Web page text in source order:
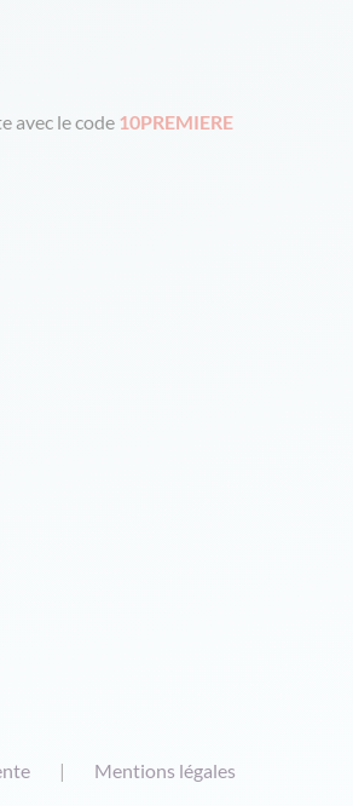
avec le code 10PREMIERE
Mentions légales